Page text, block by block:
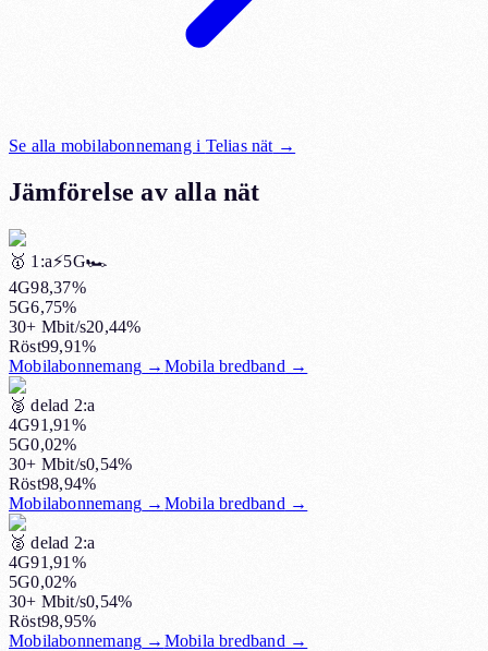
Se alla mobilabonnemang i Telias nät →
Jämförelse av alla nät
🥇 1:a⚡️5G🏎️
4G98,37%
5G6,75%
30+ Mbit/s20,44%
Röst99,91%
Mobilabonnemang → Mobila bredband →
🥈 delad 2:a
4G91,91%
5G0,02%
30+ Mbit/s0,54%
Röst98,94%
Mobilabonnemang → Mobila bredband →
🥈 delad 2:a
4G91,91%
5G0,02%
30+ Mbit/s0,54%
Röst98,95%
Mobilabonnemang → Mobila bredband →